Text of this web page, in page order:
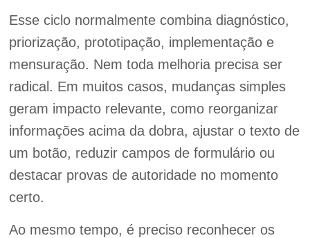
Esse ciclo normalmente combina diagnóstico,
priorização, prototipação, implementação e
mensuração. Nem toda melhoria precisa ser
radical. Em muitos casos, mudanças simples
geram impacto relevante, como reorganizar
informações acima da dobra, ajustar o texto de
um botão, reduzir campos de formulário ou
destacar provas de autoridade no momento
certo.
Ao mesmo tempo, é preciso reconhecer os